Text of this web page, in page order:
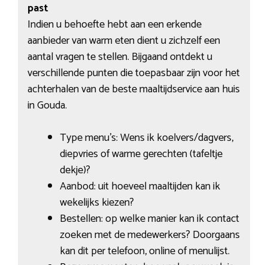
past
Indien u behoefte hebt aan een erkende
aanbieder van warm eten dient u zichzelf een
aantal vragen te stellen. Bijgaand ontdekt u
verschillende punten die toepasbaar zijn voor het
achterhalen van de beste maaltijdservice aan huis
in Gouda.
Type menu’s: Wens ik koelvers/dagvers,
diepvries of warme gerechten (tafeltje
dekje)?
Aanbod: uit hoeveel maaltijden kan ik
wekelijks kiezen?
Bestellen: op welke manier kan ik contact
zoeken met de medewerkers? Doorgaans
kan dit per telefoon, online of menulijst.